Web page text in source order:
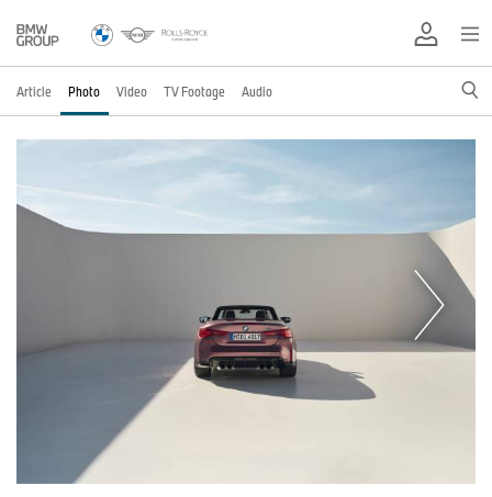
Article Photo Video TV Footage Audio